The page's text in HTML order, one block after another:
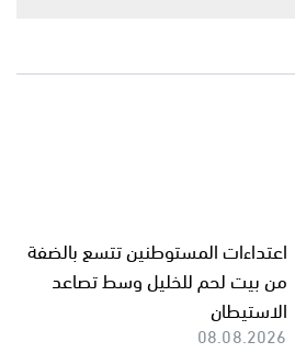
اعتداءات المستوطنين تتسع بالضفة
من بيت لحم للخليل وسط تصاعد
الاستيطان
08.08.2026